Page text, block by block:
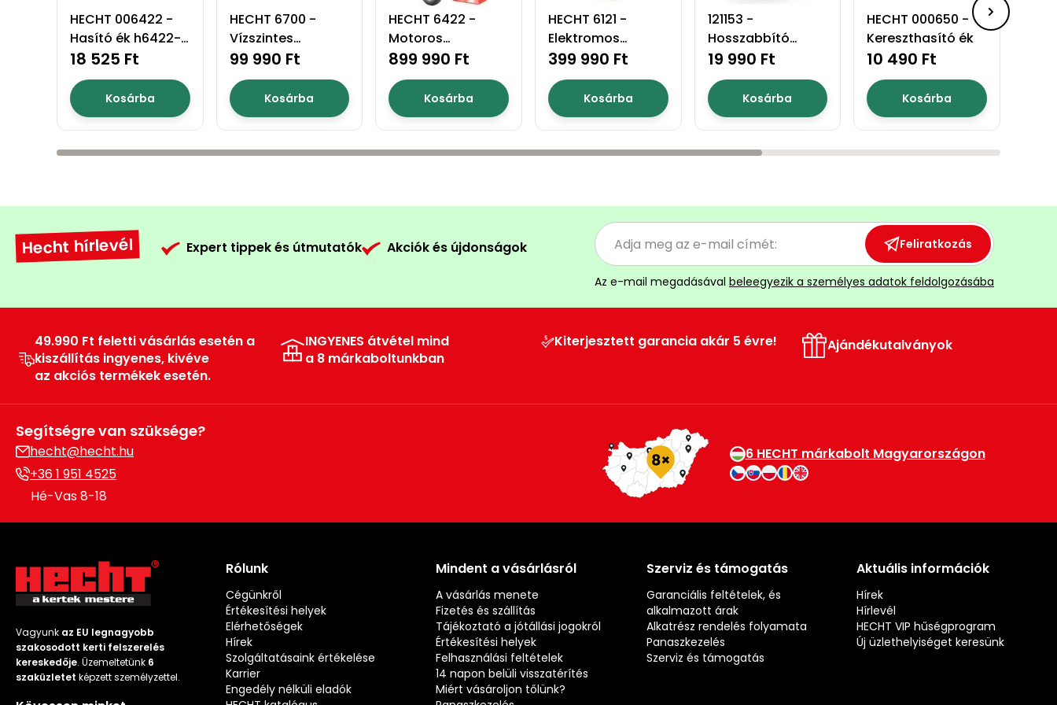
HECHT 006422 -
Hasító ék h6422-
höz
18 525 Ft
Kosárba
HECHT 6700 -
Vízszintes
rönkhasító
99 990 Ft
Kosárba
HECHT 6422 -
Motoros
rönkhasító
899 990 Ft
Kosárba
HECHT 6121 -
Elektromos
rönkhasító
399 990 Ft
Kosárba
121153 -
Hosszabbító
dobbal - 20
méteres
19 990 Ft
Kosárba
HECHT 000650 -
Kereszthasító ék
10 490 Ft
Kosárba
Hecht hírlevél Expert tippek és útmutatók Akciók és újdonságok Feliratkozás
Az e-mail megadásával beleegyezik a személyes adatok feldolgozásába
49.990 Ft feletti vásárlás esetén a
kiszállítás ingyenes, kivéve
az akciós termékek esetén.
INGYENES átvétel mind
a 8 márkaboltunkban
Kiterjesztett garancia akár 5 évre! Ajándékutalványok
Segítségre van szüksége?
hecht@hecht.hu
+36 1 951 4525
Hé-Vas 8-18
6 HECHT márkabolt Magyarországon
Vagyunk az EU legnagyobb
szakosodott kerti felszerelés
kereskedője. Üzemeltetünk 6
szaküzletet képzett személyzettel.
Rólunk
Cégünkről
Értékesítési helyek
Elérhetőségek
Hírek
Szolgáltatásaink értékelése
Karrier
Engedély nélküli eladók
Mindent a vásárlásról
A vásárlás menete
Fizetés és szállítás
Tájékoztató a jótállási jogokról
Értékesítési helyek
Felhasználási feltételek
14 napon belüli visszatérítés
Miért vásároljon tőlünk?
Szerviz és támogatás
Garanciális feltételek, és
alkalmazott árak
Alkatrész rendelés folyamata
Panaszkezelés
Szerviz és támogatás
Aktuális információk
Hírek
Hírlevél
HECHT VIP hűségprogram
Új üzlethelyiséget keresünk